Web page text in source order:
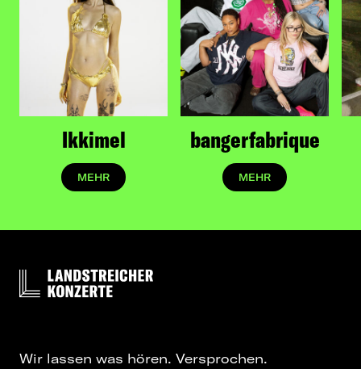
Ikkimel
MEHR
bangerfabrique
MEHR
Wir lassen was hören. Versprochen.